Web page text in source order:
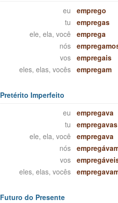
eu
emprego
tu
empregas
ele, ela, você
emprega
nós
vos
empregais
eles, elas, vocês
empregam
Pretérito Imperfeito
eu
empregava
tu
empregavas
ele, ela, você
empregava
nós
vos
eles, elas, vocês
Futuro do Presente